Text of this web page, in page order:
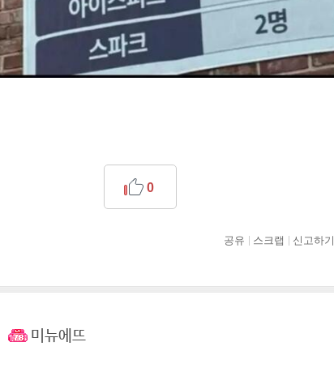
0
공유 스크랩 신고하기
미뉴에뜨